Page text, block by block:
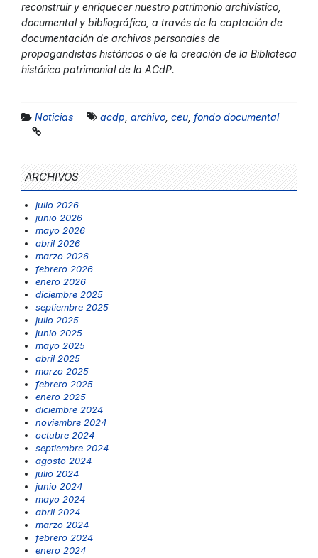
reconstruir y enriquecer nuestro patrimonio archivístico,
documental y bibliográfico, a través de la captación de
documentación de archivos personales de
propagandistas históricos o de la creación de la Biblioteca
histórico patrimonial de la ACdP.
Noticias acdp, archivo, ceu, fondo documental
ARCHIVOS
julio 2026
junio 2026
mayo 2026
abril 2026
marzo 2026
febrero 2026
enero 2026
diciembre 2025
septiembre 2025
julio 2025
junio 2025
mayo 2025
abril 2025
marzo 2025
febrero 2025
enero 2025
diciembre 2024
noviembre 2024
octubre 2024
septiembre 2024
agosto 2024
julio 2024
junio 2024
mayo 2024
abril 2024
marzo 2024
febrero 2024
enero 2024